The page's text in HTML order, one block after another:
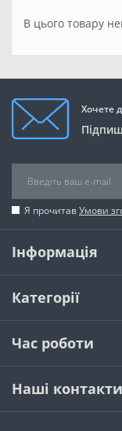
В цього товару
Хочете
Я прочитавУмови
Інформація
Категорії
Час роботи
Наші контакти